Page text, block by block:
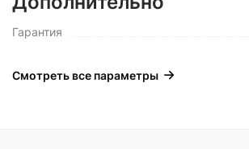
Гарантия
Смотреть все параметры